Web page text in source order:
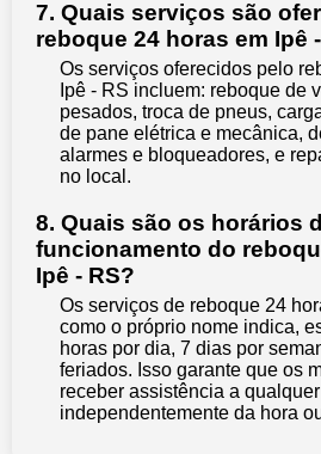
7. Quais serviços são
reboque 24 horas em Ipê
Os serviços oferecidos pelo
Ipê - RS incluem: reboque de
pesados, troca de pneus,
de pane elétrica e mecânica,
alarmes e bloqueadores, e
no local.
8. Quais são os horários
funcionamento do
Ipê - RS?
Os serviços de reboque 24
como o próprio nome indica,
horas por dia, 7 dias por
feriados. Isso garante que os
receber assistência a
independentemente da hora